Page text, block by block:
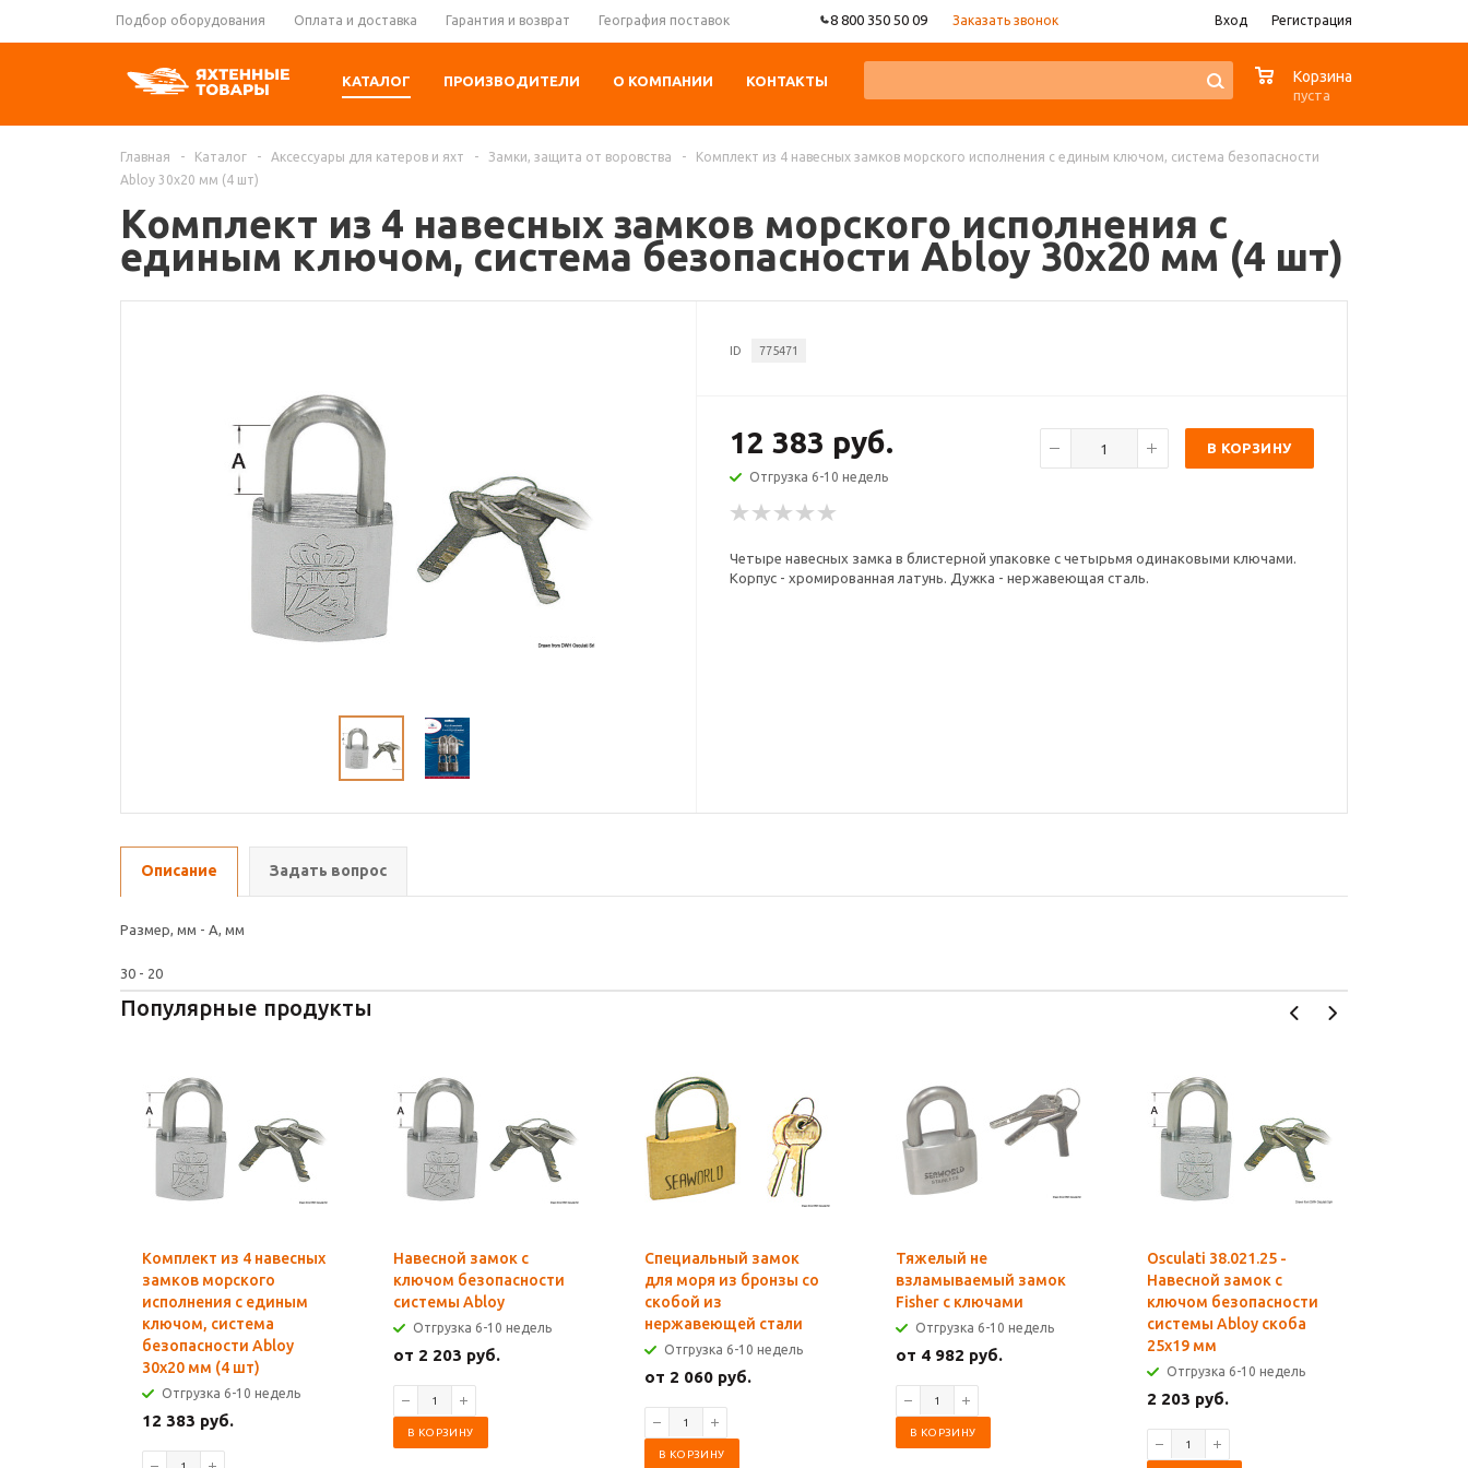
Подбор оборудования Оплата и доставка Гарантия и возврат География поставок 8 800 350 50 09 Заказать звонок Вход Регистрация
КАТАЛОГ ПРОИЗВОДИТЕЛИ О КОМПАНИИ КОНТАКТЫ Корзина
пуста
Главная - Каталог - Аксессуары для катеров и яхт - Замки, защита от воровства -
Комплект из 4 навесных замков морского исполнения с единым ключом, система безопасности
Abloy 30x20 мм (4 шт)
Комплект из 4 навесных замков морского исполнения с
единым ключом, система безопасности Abloy 30x20 мм (4 шт)
ID 775471
12 383 руб.
Отгрузка 6-10 недель
В КОРЗИНУ
Четыре навесных замка в блистерной упаковке с четырьмя одинаковыми ключами.
Корпус - хромированная латунь. Дужка - нержавеющая сталь.
Описание Задать вопрос
Размер, мм - A, мм
30 - 20
Популярные продукты
Комплект из 4 навесных
замков морского
исполнения с единым
ключом, система
безопасности Abloy
30x20 мм (4 шт)
Отгрузка 6-10 недель
12 383 руб.
Навесной замок с
ключом безопасности
системы Abloy
Отгрузка 6-10 недель
от 2 203 руб.
В КОРЗИНУ
Специальный замок
для моря из бронзы со
скобой из
нержавеющей стали
Отгрузка 6-10 недель
от 2 060 руб.
В КОРЗИНУ
Тяжелый не
взламываемый замок
Fisher с ключами
Отгрузка 6-10 недель
от 4 982 руб.
В КОРЗИНУ
Osculati 38.021.25 -
Навесной замок с
ключом безопасности
системы Abloy скоба
25x19 мм
Отгрузка 6-10 недель
2 203 руб.